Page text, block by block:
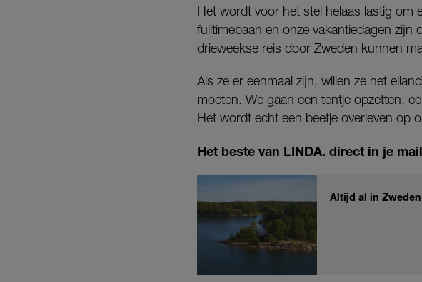
Het wordt voor het stel helaas lastig om
fulltimebaan en onze vakantiedagen
drieweekse reis door Zweden kunnen
Als ze er eenmaal zijn, willen ze het
moeten. We gaan een tentje opzetten,
Het wordt echt een beetje overleven op
Het beste van LINDA. direct in je
Altijd al in